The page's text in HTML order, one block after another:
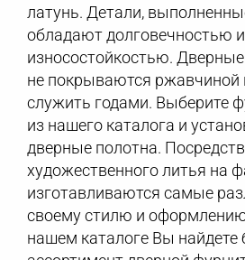
латунь. Детали,
обладают долговечностью и
износостойкостью.
не покрываются ржавчиной
служить годами. Выберите
из нашего каталога и
дверные полотна.
художественного литья на
изготавливаются самые
своему стилю и
нашем каталоге Вы найдете